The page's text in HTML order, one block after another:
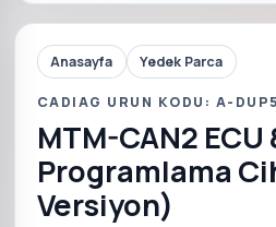
Anasayfa Yedek Parca
CADIAG URUN KODU: A-
MTM-CAN2 ECU
Programlama
Versiyon)